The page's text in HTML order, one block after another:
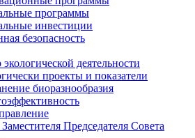
программы
инвестиции
безопасность
деятельности
проекты и показатели
биоразнообразия
Председателя Совета